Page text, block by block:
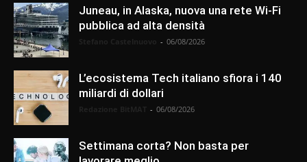
Juneau, in Alaska, nuova una rete Wi-Fi
pubblica ad alta densità
- 06/08/2026
L’ecosistema Tech italiano sfiora i 140
miliardi di dollari
- 06/08/2026
Settimana corta? Non basta per